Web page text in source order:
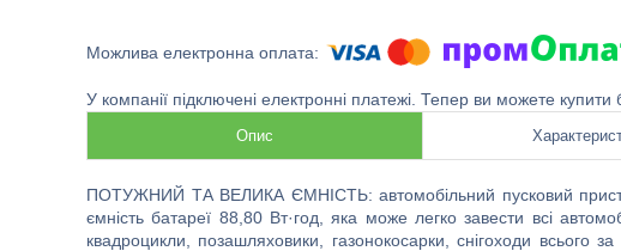
У компанії підключені електронні платежі. Тепер ви можете
Опис
ПОТУЖНИЙ ТА ВЕЛИКА ЄМНІСТЬ: автомобільний пусковий
ємність батареї 88 80Вт·год , яка може легко завести всі
квадроцикли, позашляховики, газонокосарки, снігоходи всього за